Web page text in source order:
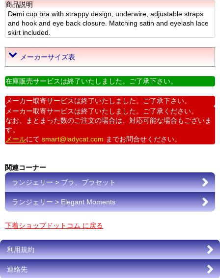
商品説明
Demi cup bra with strappy design, underwire, adjustable straps
and hook and eye back closure. Matching satin and eyelash lace
skirt included.
メーカーサイズ表
在庫販売サービスは終了いたしました。ご了承下さい。
メーカー取寄サービスは終了いたしました。ご了承下さい。
メーカー取寄サービスは終了いたしました。ご了承ください。
なお、まとまった数のご注文の場合は、対応可能な場合もございま
す。
メールにて smart@ladycat.com までお問合せください。
関連コーナー
ランジェリー > ブラ、ブラセット
ランジェリー > Elegant Moments
下着ショップドットコム に戻る
利用規約
連絡先